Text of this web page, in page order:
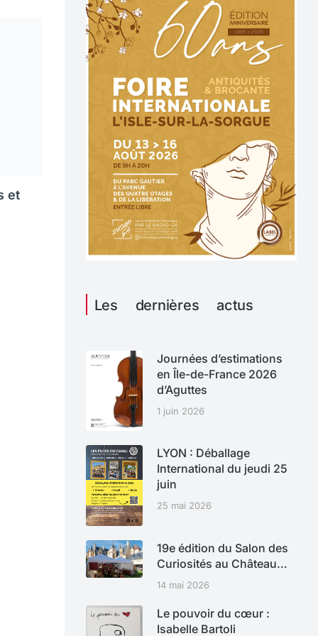
et
Les dernières actus
Journées d’estimations
en Île-de-France 2026
d’Aguttes
1 juin 2026
LYON : Déballage
International du jeudi 25
juin
25 mai 2026
19e édition du Salon des
Curiosités au Château…
14 mai 2026
Le pouvoir du cœur :
Isabelle Bartoli